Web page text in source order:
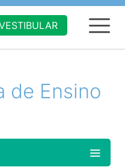
de Ensino